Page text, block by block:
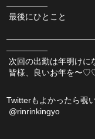
―――――
最後にひとこと
―――――
次回の出勤は年明けに
皆様、良いお年を〜
Twitterもよかったら覗
@rinrinkingyo